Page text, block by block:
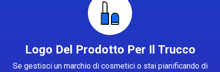
Logo Del Prodotto Per Il Trucco
Se gestisci un marchio di cosmetici o stai pianificando di